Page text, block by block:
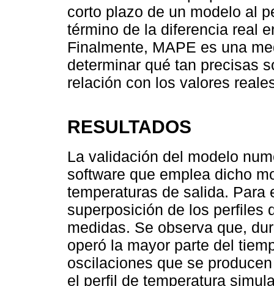
corto plazo de un modelo al
término de la diferencia real
Finalmente, MAPE es una
determinar qué tan precisas
relación con los valores
RESULTADOS
La validación del modelo
software que emplea dicho
temperaturas de salida. Para
superposición de los perfiles
medidas. Se observa que,
operó la mayor parte del
oscilaciones que se
el perfil de temperatura